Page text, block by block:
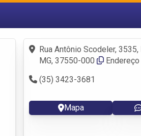
Fazer login
Criar conta
Rua Antônio Scodeler,
MG, 37550-000
(35) 3423-3681
Mapa